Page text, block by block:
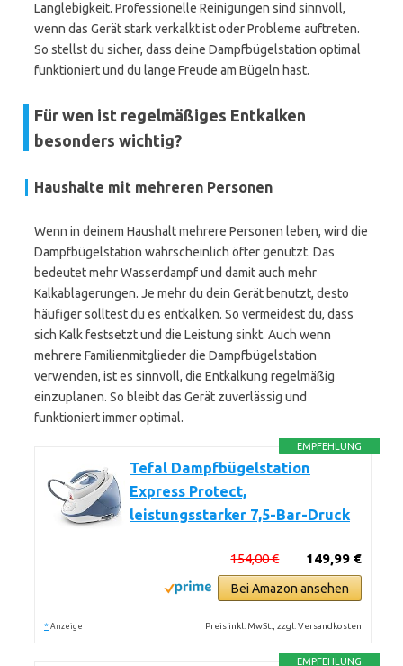
Langlebigkeit. Professionelle Reinigungen sind sinnvoll,
wenn das Gerät stark verkalkt ist oder Probleme auftreten.
So stellst du sicher, dass deine Dampfbügelstation optimal
funktioniert und du lange Freude am Bügeln hast.
Für wen ist regelmäßiges Entkalken
besonders wichtig?
Haushalte mit mehreren Personen
Wenn in deinem Haushalt mehrere Personen leben, wird die
Dampfbügelstation wahrscheinlich öfter genutzt. Das
bedeutet mehr Wasserdampf und damit auch mehr
Kalkablagerungen. Je mehr du dein Gerät benutzt, desto
häufiger solltest du es entkalken. So vermeidest du, dass
sich Kalk festsetzt und die Leistung sinkt. Auch wenn
mehrere Familienmitglieder die Dampfbügelstation
verwenden, ist es sinnvoll, die Entkalkung regelmäßig
einzuplanen. So bleibt das Gerät zuverlässig und
funktioniert immer optimal.
EMPFEHLUNG
Tefal Dampfbügelstation
Express Protect,
leistungsstarker 7,5-Bar-Druck
149,99 €
154,00 €
Bei Amazon ansehen
* Anzeige Preis inkl. MwSt., zzgl. Versandkosten
EMPFEHLUNG